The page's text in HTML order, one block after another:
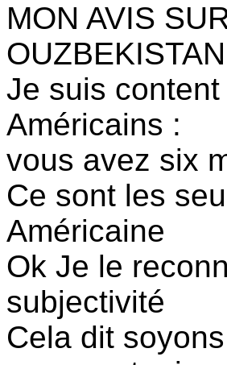
MON AVIS
Je suis
Américains :
vous avez six
Ce sont les
Américaine
Ok Je le
subjectivité
Cela dit